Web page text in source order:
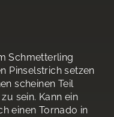
Schmetterling
Pinselstrich setzen
scheinen Teil
sein. Kann ein
einen Tornado in